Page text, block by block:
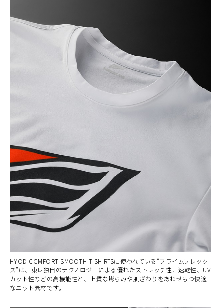
HYOD COMFORT SMOOTH T-SHIRTSに使われている“プライムフレック
ス”は、東レ独自のテクノロジーによる優れたストレッチ性、速乾性、UV
カット性などの高機能性と、上質な膨らみや肌ざわりをあわせもつ快適
なニット素材です。